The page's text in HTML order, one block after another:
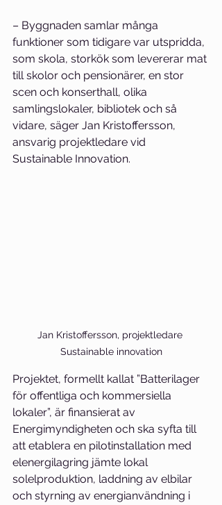
– Byggnaden samlar många
funktioner som tidigare var utspridda,
som skola, storkök som levererar mat
till skolor och pensionärer, en stor
scen och konserthall, olika
samlingslokaler, bibliotek och så
vidare, säger Jan Kristoffersson,
ansvarig projektledare vid
Sustainable Innovation.
Jan Kristoffersson, projektledare
Sustainable innovation
Projektet, formellt kallat ”Batterilager
för offentliga och kommersiella
lokaler”, är finansierat av
Energimyndigheten och ska syfta till
att etablera en pilotinstallation med
elenergilagring jämte lokal
solelproduktion, laddning av elbilar
och styrning av energianvändning i